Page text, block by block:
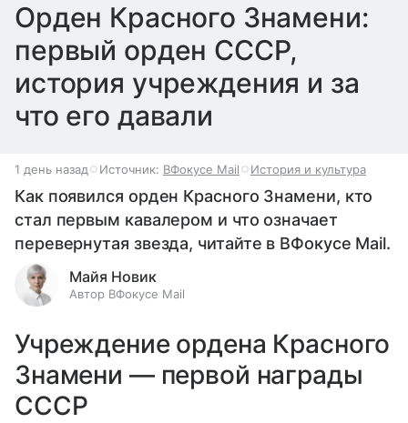
Орден Красного Знамени:
первый орден СССР,
история учреждения и за
что его давали
1 день назад Источник: ВФокусе Mail История и культура
Как появился орден Красного Знамени, кто
стал первым кавалером и что означает
перевернутая звезда, читайте в ВФокусе Mail.
Майя Новик
Автор ВФокусе Mail
Учреждение ордена Красного
Знамени — первой награды
СССР